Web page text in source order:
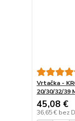
Vrtačka -
20/30/32/39
45,08 €
36,65 € bez